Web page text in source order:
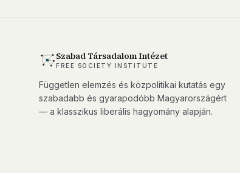
Szabad Társadalom Intézet
FREE SOCIETY INSTITUTE
Független elemzés és közpolitikai kutatás egy
szabadabb és gyarapodóbb Magyarországért
— a klasszikus liberális hagyomány alapján.